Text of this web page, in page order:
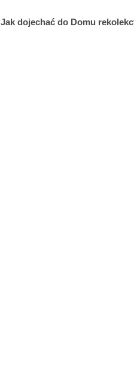
Jak dojechać do Domu